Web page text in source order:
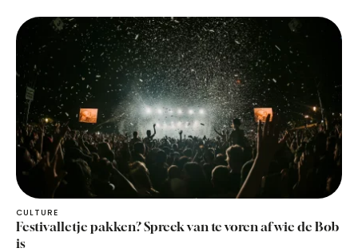
CULTURE
Festivalletje pakken? Spreek van te voren af wie de Bob
is